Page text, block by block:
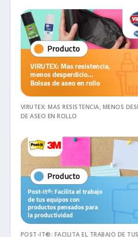
VIRUTEX: MAS RESISTENCIA, MENOS
DE ASEO EN ROLLO
POST-IT®: FACILITA EL TRABAJO DE